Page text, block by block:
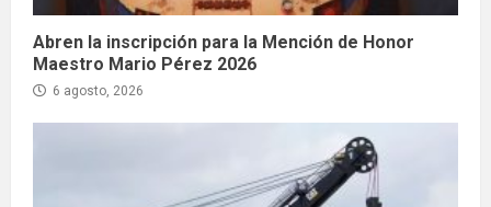
Abren la inscripción para la Mención de Honor
Maestro Mario Pérez 2026
6 agosto, 2026